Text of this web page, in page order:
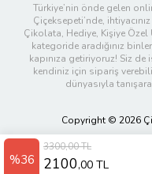
%36
3300,00 TL
2100,00 TL
Türkiye’nin önde gelen
Çiçeksepeti’nde,
Çikolata, Hediye, Kişiye
kategoride aradığınız
kapınıza getiriyoruz! Siz
kendiniz için sipariş
dünyasıyla
Copyright © 2026